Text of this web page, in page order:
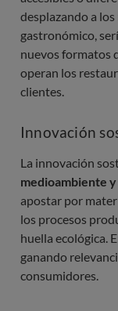
desplazando a
gastronómico,
nuevos formatos
operan los
clientes.
Innovación
La innovación
medioambiente
apostar por
los procesos
huella ecológica.
ganando
consumidores.